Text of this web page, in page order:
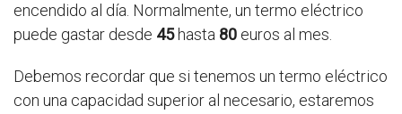
encendido al día. Normalmente, un termo eléctrico
puede gastar desde 45hasta 80 euros al mes.
Debemos recordar que si tenemos un termo eléctrico
con una capacidad superior al necesario, estaremos